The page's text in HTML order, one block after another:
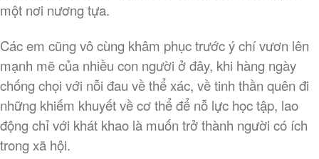
WordPress.org
một nơi nương tựa.
Các em cũng vô cùng khâm phục trước ý chí vươn lên
mạnh mẽ của nhiều con người ở đây, khi hàng ngày
chống chọi với nỗi đau về thể xác, về tinh thần quên đi
những khiếm khuyết về cơ thể để nỗ lực học tập, lao
động chỉ với khát khao là muốn trở thành người có ích
trong xã hội.